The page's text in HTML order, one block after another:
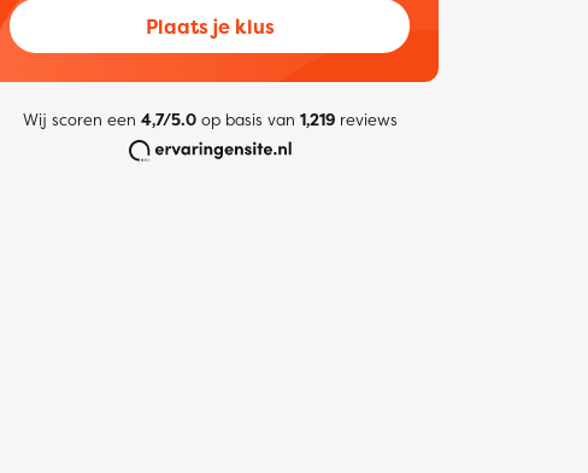
Plaats je klus
Wij scoren een 4,7/5.0op basis van 1,219reviews